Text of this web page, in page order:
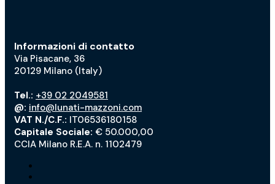
Informazioni di contatto
Via Pisacane, 36
20129 Milano (Italy)
Tel.: +39 02 2049581
@: info@lunati-mazzoni.com
VAT N./C.F.: IT06536180158
Capitale Sociale: € 50.000,00
CCIA Milano R.E.A. n. 1102479